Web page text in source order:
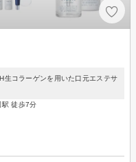
コラーゲンを用いた口元エステサ
駅 徒歩7分